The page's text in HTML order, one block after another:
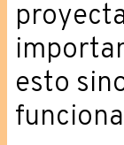
esto